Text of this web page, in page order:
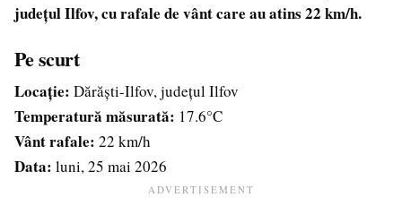
județul Ilfov, cu rafale de vânt care au atins 22 km/h.
Pe scurt
Locație: Dărăști-Ilfov, județul Ilfov
Temperatură măsurată: 17.6°C
Vânt rafale: 22 km/h
Data: luni, 25 mai 2026